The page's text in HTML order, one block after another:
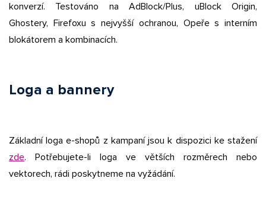
konverzí. Testováno na AdBlock/Plus, uBlock Origin,
Ghostery, Firefoxu s nejvyšší ochranou, Opeře s interním
blokátorem a kombinacích.
Loga a bannery
Základní loga e-shopů z kampaní jsou k dispozici ke stažení
zde. Potřebujete-li loga ve větších rozměrech nebo
vektorech, rádi poskytneme na vyžádání.